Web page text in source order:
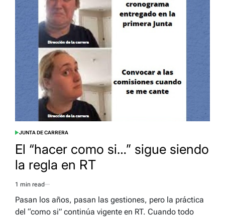
POSTED
JUNTA DE CARRERA
El “hacer como si…” sigue siendo
la regla en RT
Estimated
read
1 min read
Pasan los años, pasan las gestiones, pero la práctica
del “como si” continúa vigente en RT. Cuando todo